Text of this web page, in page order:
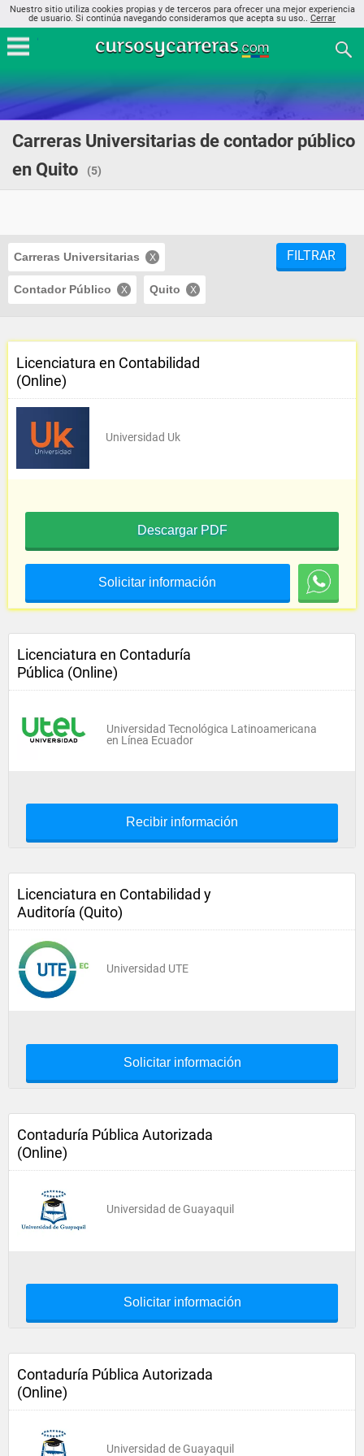
Nuestro sitio utiliza cookies propias y de terceros para ofrecer una mejor experiencia
de usuario. Si continúa navegando consideramos que acepta su uso.. Cerrar
Carreras Universitarias de contador público
en Quito
(5)
Carreras Universitarias
Contador Público Quito
FILTRAR
Licenciatura en Contabilidad
(Online)
Universidad Uk
Descargar PDF
Solicitar información
Licenciatura en Contaduría
Pública (Online)
Universidad Tecnológica Latinoamericana
en Línea Ecuador
Recibir información
Licenciatura en Contabilidad y
Auditoría (Quito)
Universidad UTE
Solicitar información
Contaduría Pública Autorizada
(Online)
Universidad de Guayaquil
Solicitar información
Contaduría Pública Autorizada
(Online)
Universidad de Guayaquil